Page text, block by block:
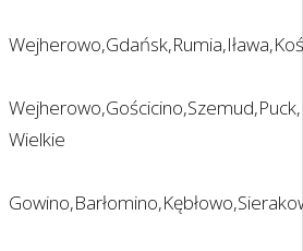
Wielkie